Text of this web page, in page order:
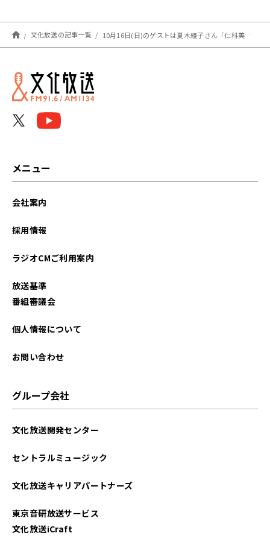
文化放送の記事一覧 10月16日(日)のゲストは夏木綾子さん「仁科美咲の遊々ミュージック」
メニュー
会社案内
採用情報
ラジオCMご利用案内
放送基準
番組審議会
個人情報について
お問い合わせ
グループ会社
文化放送開発センター
セントラルミュージック
文化放送キャリアパートナーズ
東京音研放送サービス
文化放送iCraft